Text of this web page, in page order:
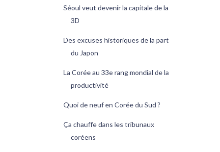
Séoul veut devenir la capitale de la
3D
Des excuses historiques de la part
du Japon
La Corée au 33e rang mondial de la
productivité
Quoi de neuf en Corée du Sud ?
Ça chauffe dans les tribunaux
coréens